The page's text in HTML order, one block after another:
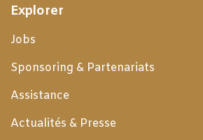
Explorer
Jobs
Sponsoring & Partenariats
Assistance
Actualités & Presse